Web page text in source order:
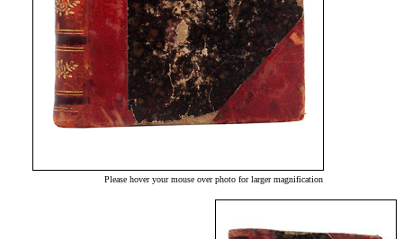
Please hover your mouse over photo for larger magnification